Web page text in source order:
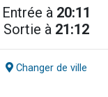
Entrée à 20:11
Sortie à 21:12
Changer de ville